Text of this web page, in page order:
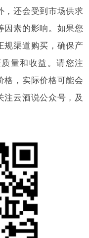
，还会受到市场供求
因素的影响。如果您
规渠道购买，确保产
量和收益。请您注
格，实际价格可能会
云酒说公众号，及